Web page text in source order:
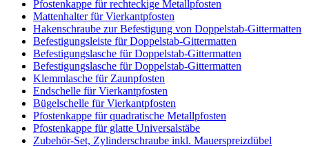
Pfostenkappe für rechteckige Metallpfosten
Mattenhalter für Vierkantpfosten
Hakenschraube zur Befestigung von Doppelstab-Gittermatten
Befestigungsleiste für Doppelstab-Gittermatten
Befestigungslasche für Doppelstab-Gittermatten
Befestigungslasche für Doppelstab-Gittermatten
Klemmlasche für Zaunpfosten
Endschelle für Vierkantpfosten
Bügelschelle für Vierkantpfosten
Pfostenkappe für quadratische Metallpfosten
Pfostenkappe für glatte Universalstäbe
Zubehör-Set, Zylinderschraube inkl. Mauerspreizdübel